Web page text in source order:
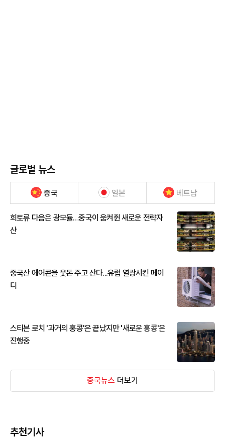
글로벌 뉴스
중국 일본 베트남
희토류 다음은 광모듈…중국이 움켜쥔 새로운 전략자
산
중국산 에어콘을 웃돈 주고 산다...유럽 열광시킨 메이
디
스티븐 로치 '과거의 홍콩'은 끝났지만 '새로운 홍콩'은
진행중
중국뉴스 더보기
추천기사